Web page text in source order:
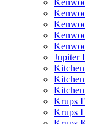
Jupiter
Krups
Krups